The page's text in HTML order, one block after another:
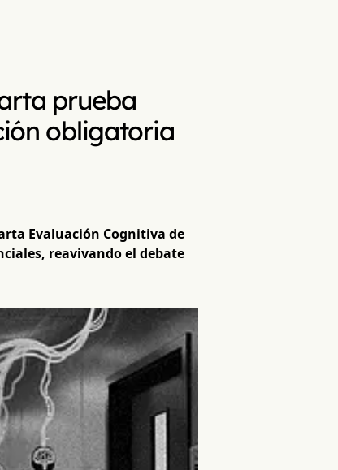
prueba
obligatoria
Evaluación Cognitiva de
reavivando el debate